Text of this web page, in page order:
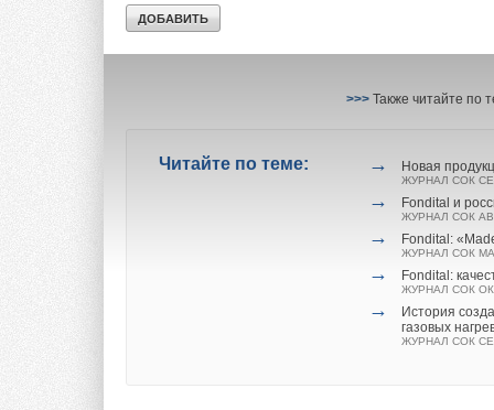
>>> Также читайте по
Читайте по теме: → Новая
ЖУРНАЛ СОК
→ Fondital и
ЖУРНАЛ СОК
→ Fondital:
ЖУРНАЛ СОК
→ Fondital:
ЖУРНАЛ СОК
→
История
газовых
ЖУРНАЛ СОК